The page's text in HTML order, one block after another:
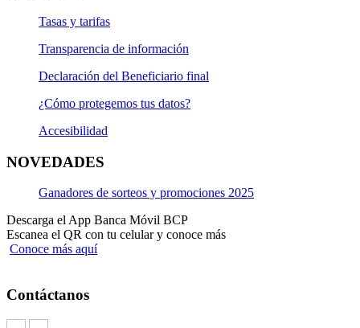
Tasas y tarifas
Transparencia de información
Declaración del Beneficiario final
¿Cómo protegemos tus datos?
Accesibilidad
NOVEDADES
Ganadores de sorteos y promociones 2025
Descarga el App Banca Móvil BCP
Escanea el QR con tu celular y conoce más
Conoce más aquí
Contáctanos